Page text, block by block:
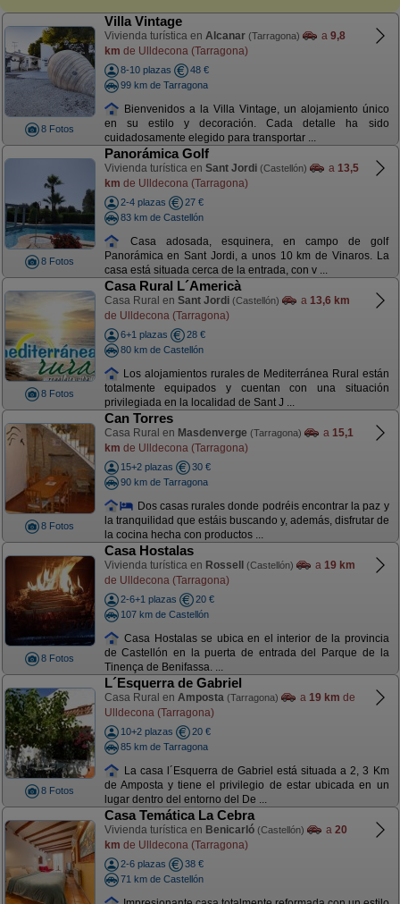
8 Fotos
Villa Vintage
Vivienda turística en Alcanar (Tarragona) a 9,8
km de Ulldecona (Tarragona)
8-10 plazas
48 €
99 km de Tarragona
Bienvenidos a la Villa Vintage, un alojamiento único
en su estilo y decoración. Cada detalle ha sido
cuidadosamente elegido para transportar ...
8 Fotos
Panorámica Golf
Vivienda turística en Sant Jordi (Castellón) a 13,5
km de Ulldecona (Tarragona)
2-4 plazas
27 €
83 km de Castellón
Casa adosada, esquinera, en campo de golf
Panorámica en Sant Jordi, a unos 10 km de Vinaros. La
casa está situada cerca de la entrada, con v ...
8 Fotos
Casa Rural L´Americà
Casa Rural en Sant Jordi (Castellón) a 13,6 km
de Ulldecona (Tarragona)
6+1 plazas
28 €
80 km de Castellón
Los alojamientos rurales de Mediterránea Rural están
totalmente equipados y cuentan con una situación
privilegiada en la localidad de Sant J ...
8 Fotos
Can Torres
Casa Rural en Masdenverge (Tarragona) a 15,1
km de Ulldecona (Tarragona)
15+2 plazas
30 €
90 km de Tarragona
Dos casas rurales donde podréis encontrar la paz y
la tranquilidad que estáis buscando y, además, disfrutar de
la cocina hecha con productos ...
8 Fotos
Casa Hostalas
Vivienda turística en Rossell (Castellón) a 19 km
de Ulldecona (Tarragona)
2-6+1 plazas
20 €
107 km de Castellón
Casa Hostalas se ubica en el interior de la provincia
de Castellón en la puerta de entrada del Parque de la
Tinença de Benifassa. ...
8 Fotos
L´Esquerra de Gabriel
Casa Rural en Amposta (Tarragona) a 19 km de
Ulldecona (Tarragona)
10+2 plazas
20 €
85 km de Tarragona
La casa l´Esquerra de Gabriel está situada a 2, 3 Km
de Amposta y tiene el privilegio de estar ubicada en un
lugar dentro del entorno del De ...
Casa Temática La Cebra
Vivienda turística en Benicarló (Castellón) a 20
km de Ulldecona (Tarragona)
2-6 plazas
38 €
71 km de Castellón